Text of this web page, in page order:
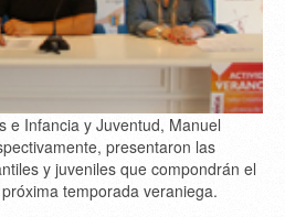
e Infancia y Juventud, Manuel
presentaron las
y juveniles que compondrán el
temporada veraniega.